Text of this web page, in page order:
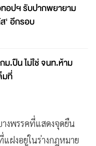
อปฯ รับปากพยายาม
' อีกรอบ
ม.ปืน ไม่ใช่ จนท.ห้าม
มที่
างพรรคที่แสดงจุดยืน
แฝงอยู่ในร่างกฎหมาย